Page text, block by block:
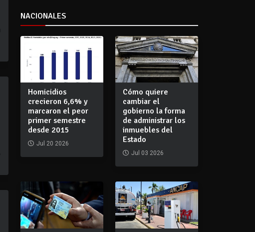
NACIONALES
Homicidios
crecieron 6,6% y
marcaron el peor
primer semestre
desde 2015
Jul 20 2026
Cómo quiere
cambiar el
gobierno la forma
de administrar los
inmuebles del
Estado
Jul 03 2026